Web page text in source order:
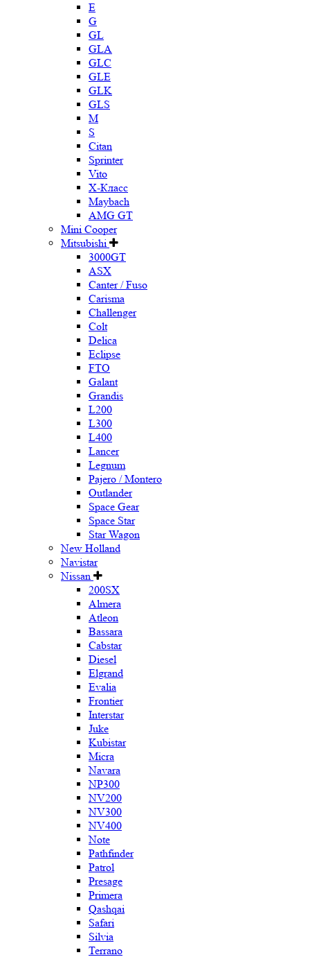
E
G
GL
GLA
GLC
GLE
GLK
GLS
M
S
Citan
Sprinter
Vito
X-Класс
Maybach
AMG GT
Mini Cooper
Mitsubishi
3000GT
ASX
Canter / Fuso
Carisma
Challenger
Colt
Delica
Eclipse
FTO
Galant
Grandis
L200
L300
L400
Lancer
Legnum
Pajero / Montero
Outlander
Space Gear
Space Star
Star Wagon
New Holland
Navistar
Nissan
200SX
Almera
Atleon
Bassara
Cabstar
Diesel
Elgrand
Evalia
Frontier
Interstar
Juke
Kubistar
Micra
Navara
NP300
NV200
NV300
NV400
Note
Pathfinder
Patrol
Presage
Primera
Qashqai
Safari
Silvia
Terrano